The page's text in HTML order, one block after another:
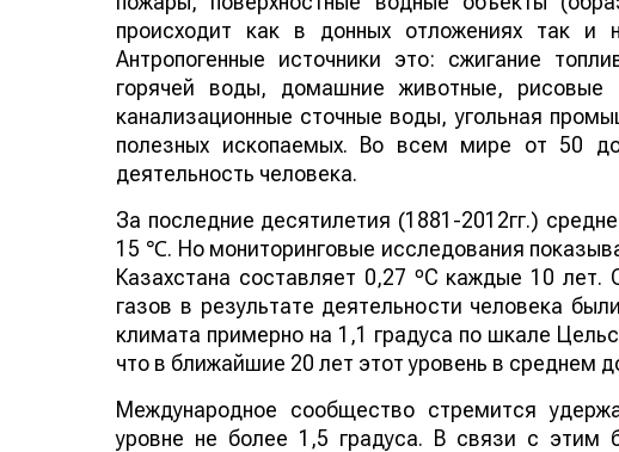
происходит как в донных отложениях так и
Антропогенные источники это: сжигание
горячей воды, домашние животные, рисовые
канализационные сточные воды, угольная
полезных ископаемых. Во всем мире от 50
деятельность человека.
За последние десятилетия (1881-2012гг.)
15 ℃. Но мониторинговые исследования
Казахстана составляет 0,27 ºС каждые 10
газов в результате деятельности человека
климата примерно на 1,1 градуса по шкале
что в ближайшие 20 лет этот уровень в среднем
Международное сообщество стремится
уровне не более 1,5 градуса. В связи с этим